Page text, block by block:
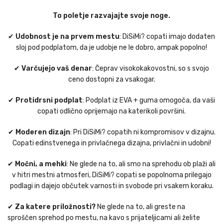
To poletje razvajajte svoje noge.
✔ Udobnost je na prvem mestu: DiSiMi? copati imajo dodaten
sloj pod podplatom, da je udobje ne le dobro, ampak popolno!
✔ Varčujejo vaš denar: Čeprav visokokakovostni, so s svojo
ceno dostopni za vsakogar.
✔ Protidrsni podplat: Podplat iz EVA + guma omogoča, da vaši
copati odlično oprijemajo na katerikoli površini.
✔ Moderen dizajn: Pri DiSiMi? copatih ni kompromisov v dizajnu.
Copati edinstvenega in privlačnega dizajna, privlačni in udobni!
✔ Močni, a mehki: Ne glede na to, ali smo na sprehodu ob plaži ali
v hitri mestni atmosferi, DiSiMi? copati se popolnoma prilegajo
podlagi in dajejo občutek varnosti in svobode pri vsakem koraku.
✔ Za katere priložnosti? Ne glede na to, ali greste na
sproščen sprehod po mestu, na kavo s prijateljicami ali želite